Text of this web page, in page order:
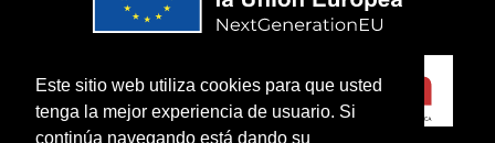
Este sitio web utiliza cookies para que usted
tenga la mejor experiencia de usuario. Si
continúa navegando está dando su